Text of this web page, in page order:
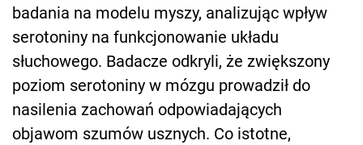
badania na modelu myszy, analizując wpływ
serotoniny na funkcjonowanie układu
słuchowego. Badacze odkryli, że zwiększony
poziom serotoniny w mózgu prowadził do
nasilenia zachowań odpowiadających
objawom szumów usznych. Co istotne,